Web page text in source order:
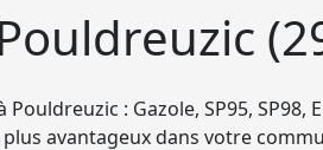
: Gazole, SP95, SP98,
avantageux dans votre